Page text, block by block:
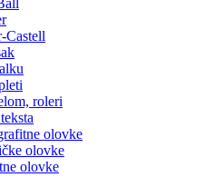
Castell
roleri
olovke
olovke
olovke